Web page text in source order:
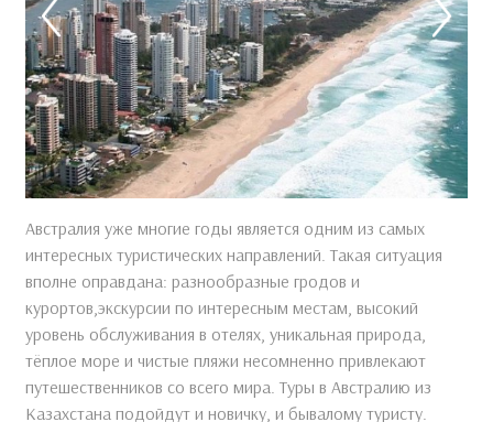
Австралия уже многие годы является одним из самых
интересных туристических направлений. Такая ситуация
вполне оправдана: разнообразные гродов и
курортов,экскурсии по интересным местам, высокий
уровень обслуживания в отелях, уникальная природа,
тёплое море и чистые пляжи несомненно привлекают
путешественников со всего мира. Туры в Австралию из
Казахстана подойдут и новичку, и бывалому туристу.